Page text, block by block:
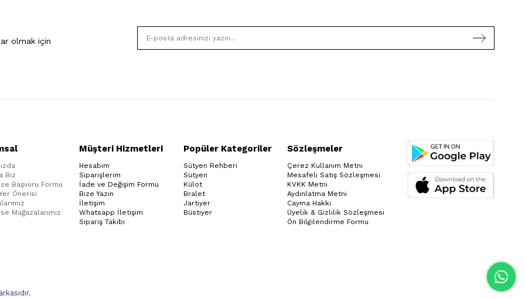
olmak için
Biz
Başvuru Formu
Önerisi
Mağazalarımız
Müşteri Hizmetleri
Hesabım
Siparişlerim
İade ve Değişim Formu
Bize Yazın
İletişim
Whatsapp İletişim
Sipariş Takibi
Popüler Kategoriler
Sütyen Rehberi
Sütyen
Külot
Bralet
Jartiyer
Büstiyer
Sözleşmeler
Çerez Kullanım Metni
Mesafeli Satış Sözleşmesi
KVKK Metni
Aydınlatma Metni
Cayma Hakkı
Üyelik & Gizlilik Sözleşmesi
Ön Bilgilendirme Formu